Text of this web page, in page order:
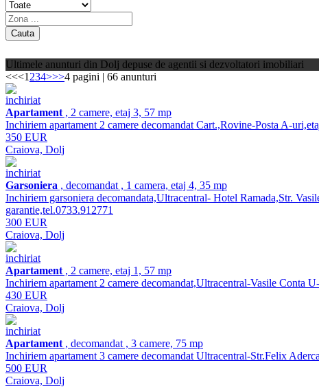
Ultimele anunturi din Dolj depuse de agentii si dezvoltatori imobiliari
<<<1 234>>>4 pagini | 66 anunturi
inchiriat
Apartament , 2 camere, etaj 3, 57 mp
Inchiriem apartament 2 camere decomandat Cart.,Rovine-Posta A-
350 EUR
Craiova, Dolj
inchiriat
Garsoniera , decomandat , 1 camera, etaj 4, 35 mp
Inchiriem garsoniera decomandata,Ultracentral- Hotel Ramada,Str.
garantie,tel.0733.912771
300 EUR
Craiova, Dolj
inchiriat
Apartament , 2 camere, etaj 1, 57 mp
Inchiriem apartament 2 camere decomandat,Ultracentral-Vasile Conta
430 EUR
Craiova, Dolj
inchiriat
Apartament , decomandat , 3 camere, 75 mp
Inchiriem apartament 3 camere decomandat Ultracentral-Str.Felix
500 EUR
Craiova, Dolj